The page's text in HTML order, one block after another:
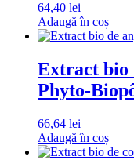
64,40 lei
Adaugă în coș
Extract bio
Phyto-
66,64 lei
Adaugă în coș